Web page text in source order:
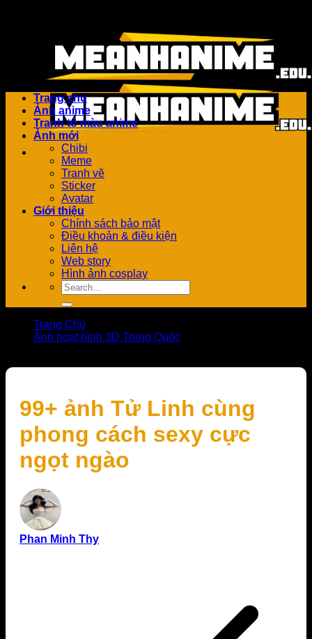
Trang chủ
Ảnh anime
Tranh tô màu anime
Ảnh mới
Chibi
Meme
Tranh vẽ
Sticker
Avatar
Giới thiệu
Chính sách bảo mật
Điều khoản & điều kiện
Liên hệ
Web story
Hình ảnh cosplay
Trang Chủ
Ảnh hoạt hình 3D Trung Quốc
99+ ảnh Tử Linh cùng
phong cách sexy cực
ngọt ngào
Phan Minh Thy